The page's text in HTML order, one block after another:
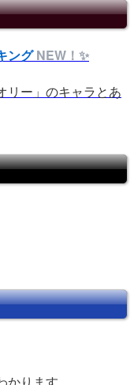
ングNEW！✨
ー」のキャラとあ
かります